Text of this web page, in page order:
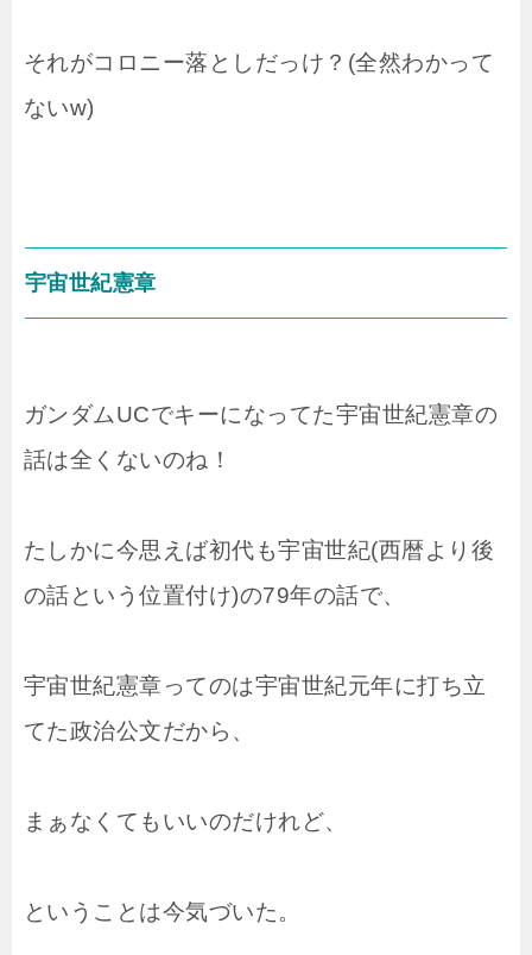
それがコロニー落としだっけ？(全然わかって
ないw)
宇宙世紀憲章
ガンダムUCでキーになってた宇宙世紀憲章の
話は全くないのね！
たしかに今思えば初代も宇宙世紀(西暦より後
の話という位置付け)の79年の話で、
宇宙世紀憲章ってのは宇宙世紀元年に打ち立
てた政治公文だから、
まぁなくてもいいのだけれど、
ということは今気づいた。